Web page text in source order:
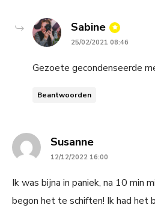
Sabine says:
25/02/2021 08:46
Gezoete gecondenseerde
Beantwoorden
Susannesays:
12/12/2022 16:00
Ik was bijna in paniek, na 10 min
begon het te schiften! Ik had het